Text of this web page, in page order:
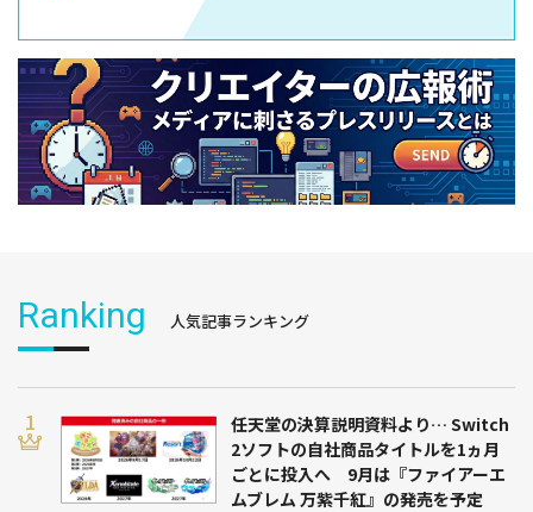
Ranking 人気記事ランキング
任天堂の決算説明資料より… Switch
2ソフトの自社商品タイトルを1ヵ月
ごとに投入へ 9月は『ファイアーエ
ムブレム 万紫千紅』の発売を予定